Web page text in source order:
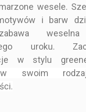
wesele.
i barw
weselna
uroku.
w stylu
swoim
Biały
Zielony
Zawieszka
weselna
glamour na
butelke z
alkoholem -
na
ze